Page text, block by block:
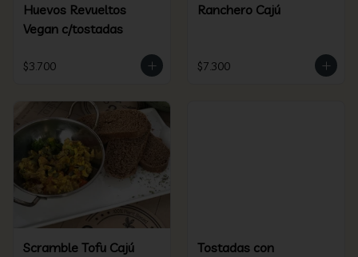
Huevos Revueltos
Vegan c/tostadas
$3.700
Ranchero Cajú
$7.300
Scramble Tofu Cajú
Tostadas con